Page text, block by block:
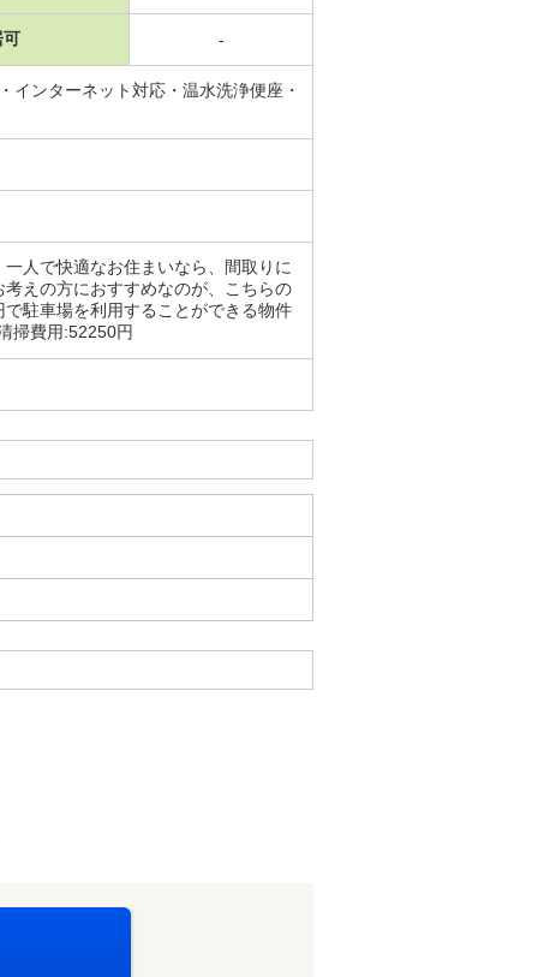
可 -
インターネット対応・温水洗浄便座・
人で快適なお住まいなら、間取りに
えの方におすすめなのが、こちらの
駐車場を利用することができる物件
掃費用:52250円